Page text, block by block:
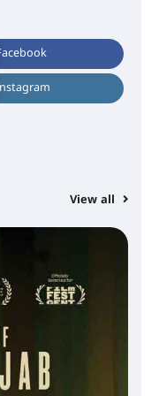
View all
കോളജ്